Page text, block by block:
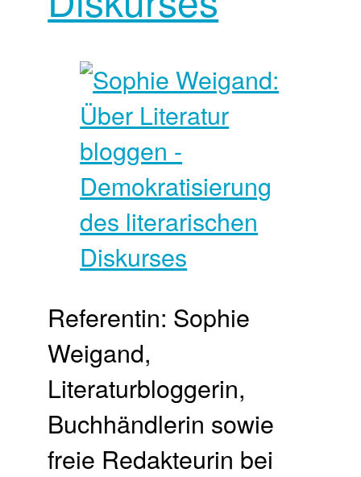
Referentin: Sophie
Weigand,
Literaturbloggerin,
Buchhändlerin sowie
freie Redakteurin bei